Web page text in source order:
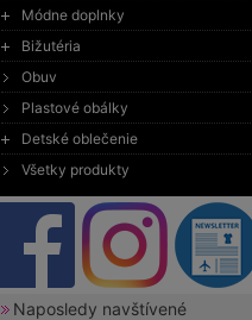
Módne doplnky
Bižutéria
Obuv
Plastové obálky
Detské oblečenie
Všetky produkty
Naposledy navštívené